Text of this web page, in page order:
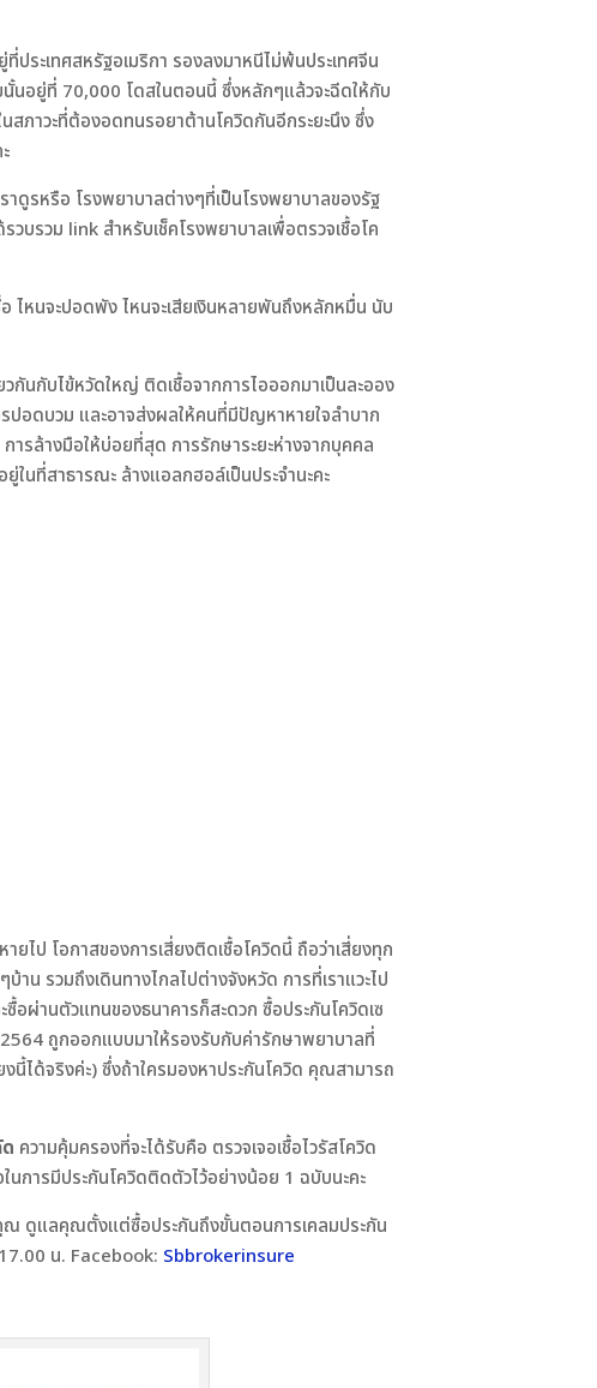
ระเทศสหรัฐอเมริกา รองลงมาหนีไม่พ้นประเทศจีน
นั้นอยู่ที่ 70,000 โดสในตอนนี้ ซึ่งหลักๆแล้วจะฉีดให้กับ
สภาวะที่ต้องอดทนรอยาต้านโควิดกันอีกระยะนึง ซึ่ง
าดูรหรือ โรงพยาบาลต่างๆที่เป็นโรงพยาบาลของรัฐ
รวบรวม link สำหรับเช็คโรงพยาบาลเพื่อตรวจเชื้อโค
อ ไหนจะปอดพัง ไหนจะเสียเงินหลายพันถึงหลักหมื่น นับ
กันกับไข้หวัดใหญ่ ติดเชื้อจากการไอออกมาเป็นละออง
ปอดบวม และอาจส่งผลให้คนที่มีปัญหาหายใจลำบาก
รล้างมือให้บ่อยที่สุด การรักษาระยะห่างจากบุคคล
นที่สาธารณะ ล้างแอลกฮอล์เป็นประจำนะคะ
ยไป โอกาสของการเสี่ยงติดเชื้อโควิดนี้ ถือว่าเสี่ยงทุก
าน รวมถึงเดินทางไกลไปต่างจังหวัด การที่เราแวะไป
อผ่านตัวแทนของธนาคารก็สะดวก ซื้อประกันโควิดเซ
ถูกออกแบบมาให้รองรับกับค่ารักษาพยาบาลที่
นี้ได้จริงค่ะ) ซึ่งถ้าใครมองหาประกันโควิด คุณสามารถ
ความคุ้มครองที่จะได้รับคือ ตรวจเจอเชื้อไวรัสโควิด
การมีประกันโควิดติดตัวไว้อย่างน้อย 1 ฉบับนะคะ
คุณ ดูแลคุณตั้งแต่ซื้อประกันถึงขั้นตอนการเคลมประกัน
น. Facebook: Sbbrokerinsure